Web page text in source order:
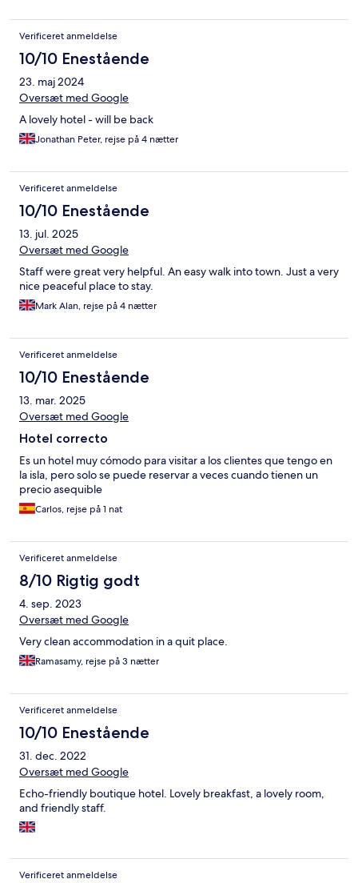
Verificeret anmeldelse
10/10 Enestående
23. maj 2024
Oversæt med Google
A lovely hotel - will be back
Jonathan Peter, rejse på 4 nætter
Verificeret anmeldelse
10/10 Enestående
13. jul. 2025
Oversæt med Google
Staff were great very helpful. An easy walk into town. Just a very
nice peaceful place to stay.
Mark Alan, rejse på 4 nætter
Verificeret anmeldelse
10/10 Enestående
13. mar. 2025
Oversæt med Google
Hotel correcto
Es un hotel muy cómodo para visitar a los clientes que tengo en
la isla, pero solo se puede reservar a veces cuando tienen un
precio asequible
Carlos, rejse på 1 nat
Verificeret anmeldelse
8/10 Rigtig godt
4. sep. 2023
Oversæt med Google
Very clean accommodation in a quit place.
Ramasamy, rejse på 3 nætter
Verificeret anmeldelse
10/10 Enestående
31. dec. 2022
Oversæt med Google
Echo-friendly boutique hotel. Lovely breakfast, a lovely room,
and friendly staff.
Verificeret anmeldelse